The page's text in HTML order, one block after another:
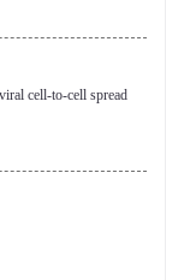
cell-to-cell spread